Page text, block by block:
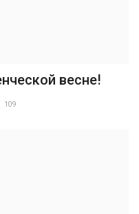
весне!
109